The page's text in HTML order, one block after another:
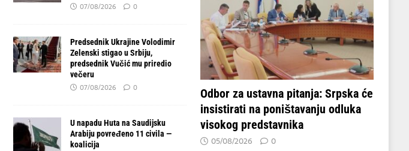
07/08/2026 0
Predsednik Ukrajine Volodimir
Zelenski stigao u Srbiju,
predsednik Vučić mu priredio
večeru
07/08/2026 0
U napadu Huta na Saudijsku
Arabiju povređeno 11 civila —
koalicija
Odbor za ustavna pitanja: Srpska će
insistirati na poništavanju odluka
visokog predstavnika
05/08/2026 0